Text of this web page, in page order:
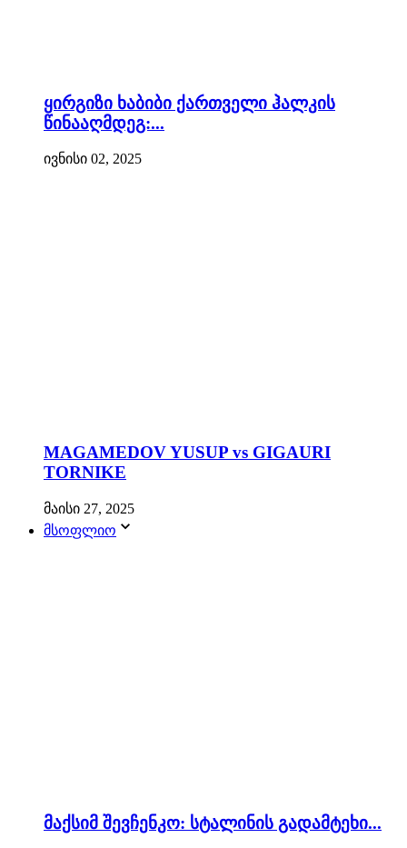
ყირგიზი ხაბიბი ქართველი ჰალკის
წინააღმდეგ:...
ივნისი 02, 2025
MAGAMEDOV YUSUP vs GIGAURI
TORNIKE
მაისი 27, 2025
მსოფლიო
მაქსიმ შევჩენკო: სტალინის გადამტეხი...